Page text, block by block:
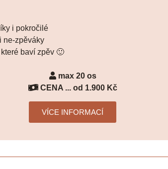
i pokročilé
ne-zpěváky
baví zpěv 🙂
max 20 os
CENA ... od 1.900 Kč
VÍCE INFORMACÍ